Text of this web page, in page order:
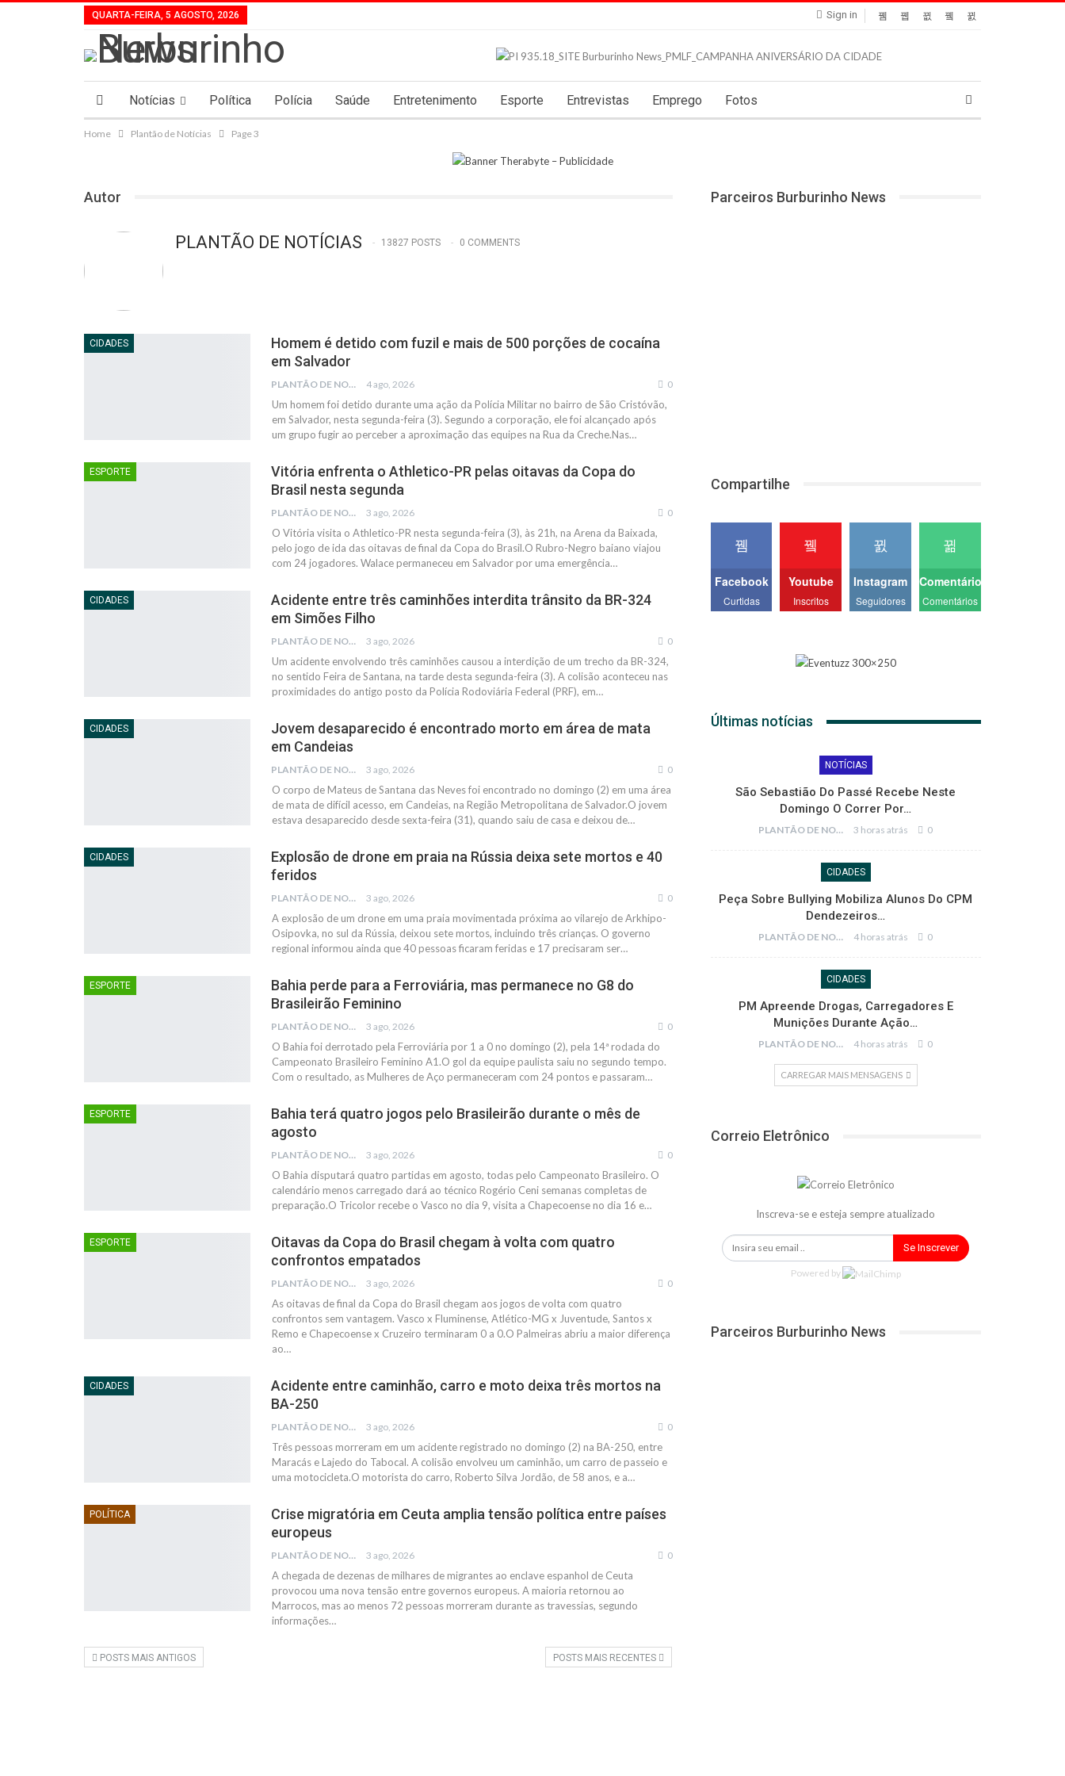
Sign in
QUARTA-FEIRA, 5 AGOSTO, 2026
Notícias Política Polícia Saúde Entretenimento Esporte Entrevistas Emprego Fotos
Home Plantão de Notícias Page 3
Autor
PLANTÃO DE NOTÍCIAS 13827 POSTS 0 COMMENTS
CIDADES
Homem é detido com fuzil e mais de 500 porções de cocaína
em Salvador
PLANTÃO DE NOTÍCIAS 4 ago, 2026 0
Um homem foi detido durante uma ação da Polícia Militar no bairro de São Cristóvão,
em Salvador, nesta segunda-feira (3). Segundo a corporação, ele foi alcançado após
um grupo fugir ao perceber a aproximação das equipes na Rua da Creche.Nas…
ESPORTE
Vitória enfrenta o Athletico-PR pelas oitavas da Copa do
Brasil nesta segunda
PLANTÃO DE NOTÍCIAS 3 ago, 2026 0
O Vitória visita o Athletico-PR nesta segunda-feira (3), às 21h, na Arena da Baixada,
pelo jogo de ida das oitavas de final da Copa do Brasil.O Rubro-Negro baiano viajou
com 24 jogadores. Walace permaneceu em Salvador por uma emergência…
CIDADES
Acidente entre três caminhões interdita trânsito da BR-324
em Simões Filho
PLANTÃO DE NOTÍCIAS 3 ago, 2026 0
Um acidente envolvendo três caminhões causou a interdição de um trecho da BR-324,
no sentido Feira de Santana, na tarde desta segunda-feira (3). A colisão aconteceu nas
proximidades do antigo posto da Polícia Rodoviária Federal (PRF), em…
CIDADES
Jovem desaparecido é encontrado morto em área de mata
em Candeias
PLANTÃO DE NOTÍCIAS 3 ago, 2026 0
O corpo de Mateus de Santana das Neves foi encontrado no domingo (2) em uma área
de mata de difícil acesso, em Candeias, na Região Metropolitana de Salvador.O jovem
estava desaparecido desde sexta-feira (31), quando saiu de casa e deixou de…
CIDADES
Explosão de drone em praia na Rússia deixa sete mortos e 40
feridos
PLANTÃO DE NOTÍCIAS 3 ago, 2026 0
A explosão de um drone em uma praia movimentada próxima ao vilarejo de Arkhipo-
Osipovka, no sul da Rússia, deixou sete mortos, incluindo três crianças. O governo
regional informou ainda que 40 pessoas ficaram feridas e 17 precisaram ser…
ESPORTE
Bahia perde para a Ferroviária, mas permanece no G8 do
Brasileirão Feminino
PLANTÃO DE NOTÍCIAS 3 ago, 2026 0
O Bahia foi derrotado pela Ferroviária por 1 a 0 no domingo (2), pela 14ª rodada do
Campeonato Brasileiro Feminino A1.O gol da equipe paulista saiu no segundo tempo.
Com o resultado, as Mulheres de Aço permaneceram com 24 pontos e passaram…
ESPORTE
Bahia terá quatro jogos pelo Brasileirão durante o mês de
agosto
PLANTÃO DE NOTÍCIAS 3 ago, 2026 0
O Bahia disputará quatro partidas em agosto, todas pelo Campeonato Brasileiro. O
calendário menos carregado dará ao técnico Rogério Ceni semanas completas de
preparação.O Tricolor recebe o Vasco no dia 9, visita a Chapecoense no dia 16 e…
ESPORTE
Oitavas da Copa do Brasil chegam à volta com quatro
confrontos empatados
PLANTÃO DE NOTÍCIAS 3 ago, 2026 0
As oitavas de final da Copa do Brasil chegam aos jogos de volta com quatro
confrontos sem vantagem. Vasco x Fluminense, Atlético-MG x Juventude, Santos x
Remo e Chapecoense x Cruzeiro terminaram 0 a 0.O Palmeiras abriu a maior diferença
ao…
CIDADES
Acidente entre caminhão, carro e moto deixa três mortos na
BA-250
PLANTÃO DE NOTÍCIAS 3 ago, 2026 0
Três pessoas morreram em um acidente registrado no domingo (2) na BA-250, entre
Maracás e Lajedo do Tabocal. A colisão envolveu um caminhão, um carro de passeio e
uma motocicleta.O motorista do carro, Roberto Silva Jordão, de 58 anos, e a…
POLÍTICA
Crise migratória em Ceuta amplia tensão política entre países
europeus
PLANTÃO DE NOTÍCIAS 3 ago, 2026 0
A chegada de dezenas de milhares de migrantes ao enclave espanhol de Ceuta
provocou uma nova tensão entre governos europeus. A maioria retornou ao
Marrocos, mas ao menos 72 pessoas morreram durante as travessias, segundo
informações…
POSTS MAIS ANTIGOS POSTS MAIS RECENTES
Parceiros Burburinho News
Compartilhe
Facebook
Curtidas
Youtube
Inscritos
Instagram
Seguidores
Comentários
Comentários
Últimas notícias
NOTÍCIAS
São Sebastião Do Passé Recebe Neste
Domingo O Correr Por…
PLANTÃO DE NOTÍCIAS 3 horas atrás 0
CIDADES
Peça Sobre Bullying Mobiliza Alunos Do CPM
Dendezeiros…
PLANTÃO DE NOTÍCIAS 4 horas atrás 0
CIDADES
PM Apreende Drogas, Carregadores E
Munições Durante Ação…
PLANTÃO DE NOTÍCIAS 4 horas atrás 0
CARREGAR MAIS MENSAGENS
Correio Eletrônico
Inscreva-se e esteja sempre atualizado
Se Inscrever
Powered by
Parceiros Burburinho News